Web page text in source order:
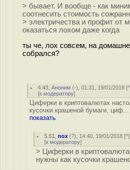
> бывает. И вообще - как
соотнесить стоимость
> электричества и профит от
оказаться лохом даже когда
ты че, лох совсем, на
собрался?
4.43 ,Аноним (-), 01:31, 19/01/2018 [^
[к модератору]
Циферки в криптовалютах
кусочки крашеной бумаги, циф...
показать
5.51 ,пох (?), 14:40, 19/01/2018 [^
[к модератору]
> Циферки в
нужны как кусочки